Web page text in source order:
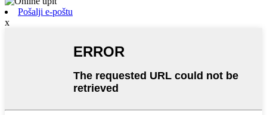
Pošalji e-poštu
x